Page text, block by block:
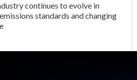
continues to evolve in
standards and changing